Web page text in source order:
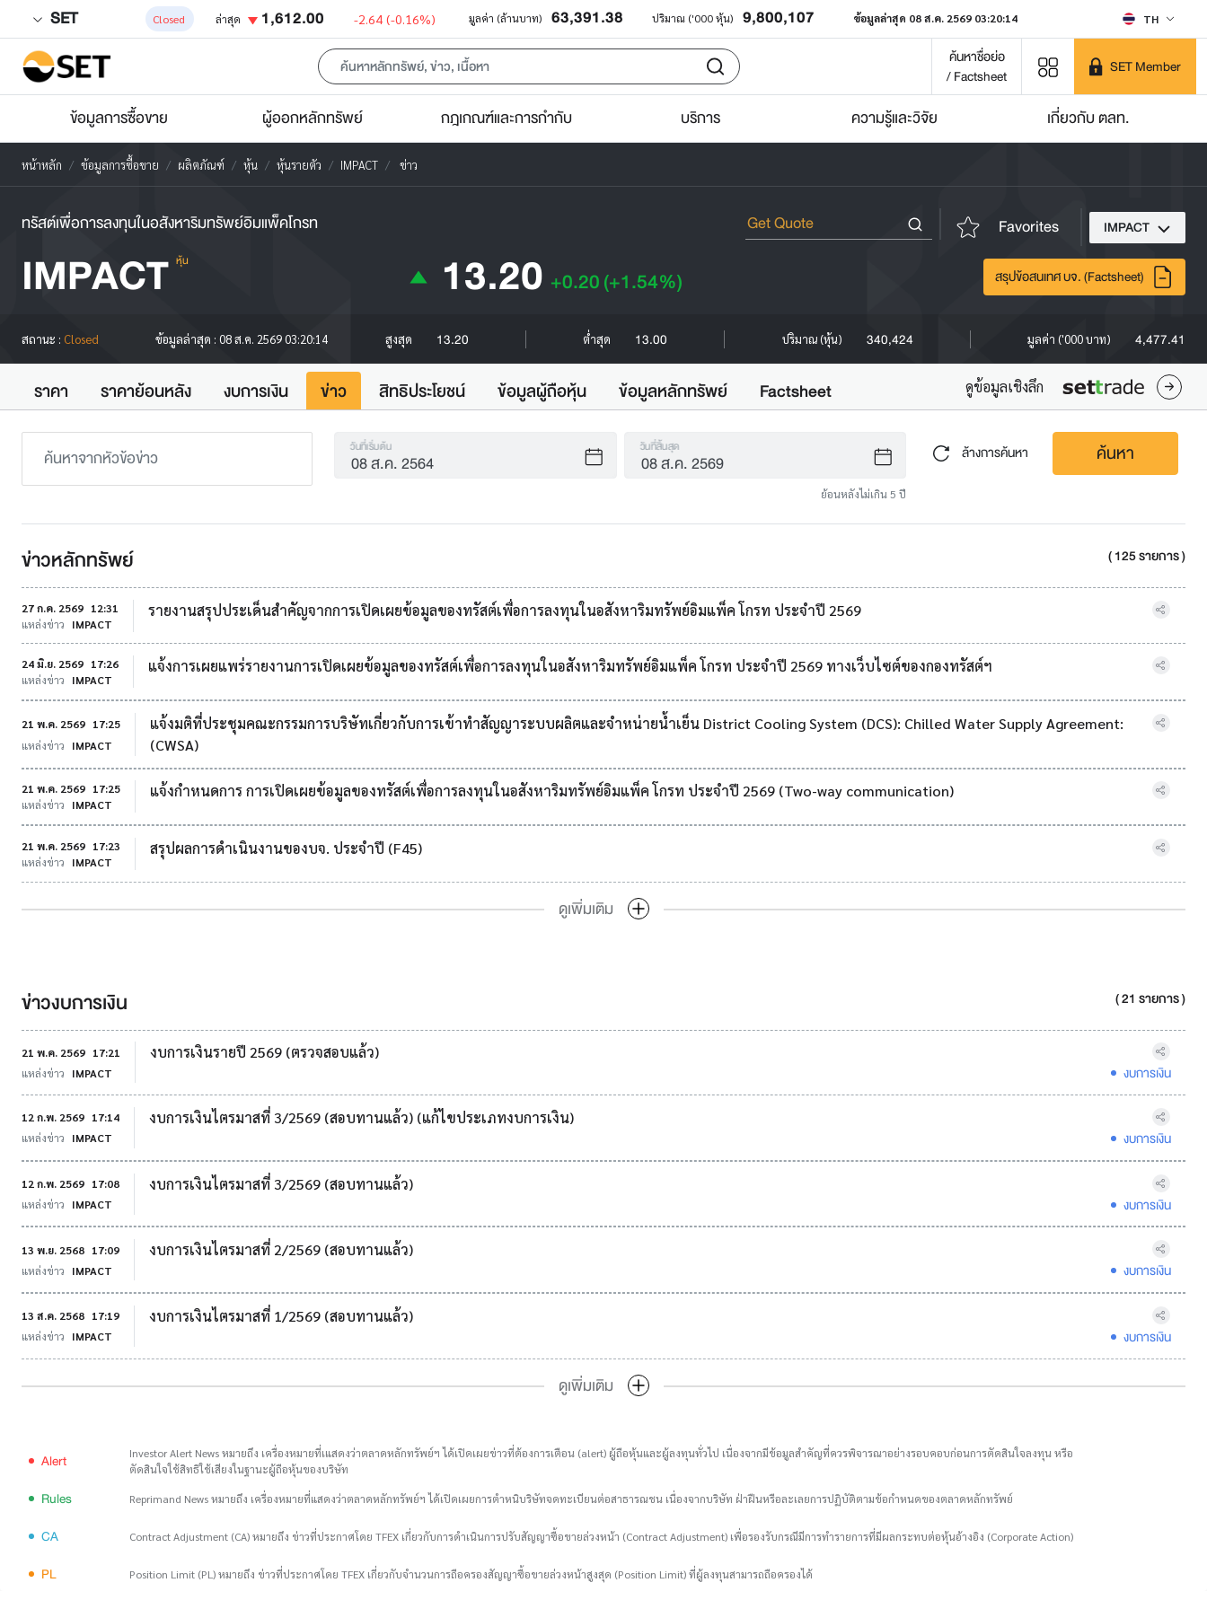
SET Closed ล่าสุด 1,612.00 -2.64 (-0.16%) มูลค่า (ล้านบาท) 63,391.38 ปริมาณ ('000 หุ้น) 9,800,107 ข้อมูลล่าสุด 08 ส.ค. 2569 03:20:14 TH
ค้นหาชื่อย่อ
/ Factsheet
SET Member
ข้อมูลการซื้อขาย ผู้ออกหลักทรัพย์ กฎเกณฑ์และการกำกับ บริการ ความรู้และวิจัย เกี่ยวกับ ตลท.
หน้าหลัก ข้อมูลการซื้อขาย ผลิตภัณฑ์ หุ้น หุ้นรายตัว IMPACT ข่าว
ทรัสต์เพื่อการลงทุนในอสังหาริมทรัพย์อิมแพ็คโกรท Favorites IMPACT
IMPACT หุ้น 13.20 +0.20(+1.54%) สรุปข้อสนเทศ บจ. (Factsheet)
สถานะ : Closed ข้อมูลล่าสุด :08 ส.ค. 2569 03:20:14 สูงสุด 13.20 ต่ำสุด 13.00 ปริมาณ (หุ้น) 340,424 มูลค่า ('000 บาท) 4,477.41
ราคา ราคาย้อนหลัง งบการเงิน ข่าว สิทธิประโยชน์ ข้อมูลผู้ถือหุ้น ข้อมูลหลักทรัพย์ Factsheet ดูข้อมูลเชิงลึก
วันที่เริ่มต้น วันที่สิ้นสุด
ย้อนหลังไม่เกิน 5 ปี
ล้างการค้นหา ค้นหา
ข่าวหลักทรัพย์ ( 125 รายการ )
27 ก.ค. 2569 12:31
แหล่งข่าว
IMPACT
รายงานสรุปประเด็นสำคัญจากการเปิดเผยข้อมูลของทรัสต์เพื่อการลงทุนในอสังหาริมทรัพย์อิมแพ็ค โกรท ประจำปี 2569
24 มิ.ย. 2569 17:26
แหล่งข่าว
IMPACT
แจ้งการเผยแพร่รายงานการเปิดเผยข้อมูลของทรัสต์เพื่อการลงทุนในอสังหาริมทรัพย์อิมแพ็ค โกรท ประจำปี 2569 ทางเว็บไซต์ของกองทรัสต์ฯ
21 พ.ค. 2569 17:25
แหล่งข่าว
IMPACT
แจ้งมติที่ประชุมคณะกรรมการบริษัทเกี่ยวกับการเข้าทำสัญญาระบบผลิตและจำหน่ายน้ำเย็น District Cooling System (DCS): Chilled Water Supply Agreement:
(CWSA)
21 พ.ค. 2569 17:25
แหล่งข่าว
IMPACT
แจ้งกำหนดการ การเปิดเผยข้อมูลของทรัสต์เพื่อการลงทุนในอสังหาริมทรัพย์อิมแพ็ค โกรท ประจำปี 2569 (Two-way communication)
21 พ.ค. 2569 17:23
แหล่งข่าว
IMPACT
สรุปผลการดำเนินงานของบจ. ประจำปี (F45)
ดูเพิ่มเติม
ข่าวงบการเงิน ( 21 รายการ )
21 พ.ค. 2569 17:21
แหล่งข่าว
IMPACT
งบการเงินรายปี 2569 (ตรวจสอบแล้ว)
งบการเงิน
12 ก.พ. 2569 17:14
แหล่งข่าว
IMPACT
งบการเงินไตรมาสที่ 3/2569 (สอบทานแล้ว) (แก้ไขประเภทงบการเงิน)
งบการเงิน
12 ก.พ. 2569 17:08
แหล่งข่าว
IMPACT
งบการเงินไตรมาสที่ 3/2569 (สอบทานแล้ว)
งบการเงิน
13 พ.ย. 2568 17:09
แหล่งข่าว
IMPACT
งบการเงินไตรมาสที่ 2/2569 (สอบทานแล้ว)
งบการเงิน
13 ส.ค. 2568 17:19
แหล่งข่าว
IMPACT
งบการเงินไตรมาสที่ 1/2569 (สอบทานแล้ว)
งบการเงิน
ดูเพิ่มเติม
Alert
Investor Alert News หมายถึง เครื่องหมายที่เแสดงว่าตลาดหลักทรัพย์ฯ ได้เปิดเผยข่าวที่ต้องการเตือน (alert) ผู้ถือหุ้นและผู้ลงทุนทั่วไป เนื่องจากมีข้อมูลสำคัญที่ควรพิจารณาอย่างรอบคอบก่อนการตัดสินใจลงทุน หรือ
ตัดสินใจใช้สิทธิใช้เสียงในฐานะผู้ถือหุ้นของบริษัท
Rules Reprimand News หมายถึง เครื่องหมายที่แสดงว่าตลาดหลักทรัพย์ฯ ได้เปิดเผยการตำหนิบริษัทจดทะเบียนต่อสาธารณชน เนื่องจากบริษัท ฝ่าฝืนหรือละเลยการปฏิบัติตามข้อกำหนดของตลาดหลักทรัพย์
CA Contract Adjustment (CA) หมายถึง ข่าวที่ประกาศโดย TFEX เกี่ยวกับการดำเนินการปรับสัญญาซื้อขายล่วงหน้า (Contract Adjustment) เพื่อรองรับกรณีมีการทำรายการที่มีผลกระทบต่อหุ้นอ้างอิง (Corporate Action)
PL Position Limit (PL) หมายถึง ข่าวที่ประกาศโดย TFEX เกี่ยวกับจำนวนการถือครองสัญญาซื้อขายล่วงหน้าสูงสุด (Position Limit) ที่ผู้ลงทุนสามารถถือครองได้